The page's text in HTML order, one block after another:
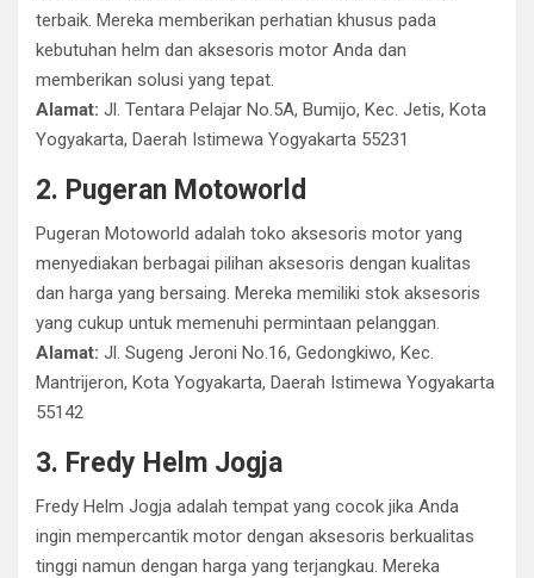
terbaik. Mereka memberikan perhatian khusus pada
kebutuhan helm dan aksesoris motor Anda dan
memberikan solusi yang tepat.
Alamat: Jl. Tentara Pelajar No.5A, Bumijo, Kec. Jetis, Kota
Yogyakarta, Daerah Istimewa Yogyakarta 55231
2. Pugeran Motoworld
Pugeran Motoworld adalah toko aksesoris motor yang
menyediakan berbagai pilihan aksesoris dengan kualitas
dan harga yang bersaing. Mereka memiliki stok aksesoris
yang cukup untuk memenuhi permintaan pelanggan.
Alamat: Jl. Sugeng Jeroni No.16, Gedongkiwo, Kec.
Mantrijeron, Kota Yogyakarta, Daerah Istimewa Yogyakarta
55142
3. Fredy Helm Jogja
Fredy Helm Jogja adalah tempat yang cocok jika Anda
ingin mempercantik motor dengan aksesoris berkualitas
tinggi namun dengan harga yang terjangkau. Mereka